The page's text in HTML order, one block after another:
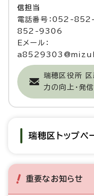
信担当
電話番号：052-
852-9306
Eメール：
瑞穂区役所
力の向上・発
瑞穂区トップペ
重要なお知らせ